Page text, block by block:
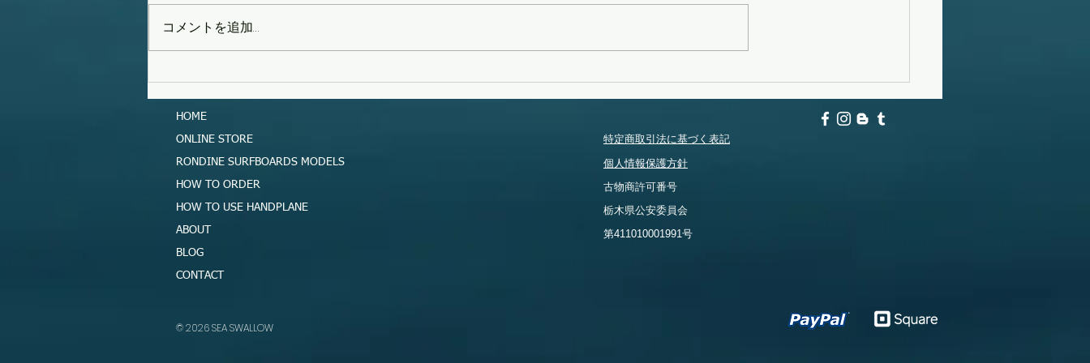
コメントを追加…
HOME
ONLINE STORE
RONDINE SURFBOARDS MODELS
HOW TO ORDER
HOW TO USE HANDPLANE
ABOUT
BLOG
CONTACT
​© 2026 SEA SWALLOW
特定商取引法に基づく表記
個人情報保護方針
​古物商許可番号
​栃木県公安委員会
​第411010001991号